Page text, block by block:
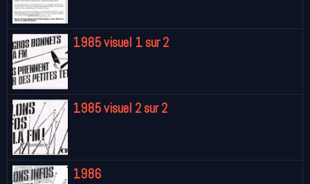
1985 visuel 1 sur 2
1985 visuel 2 sur 2
1986